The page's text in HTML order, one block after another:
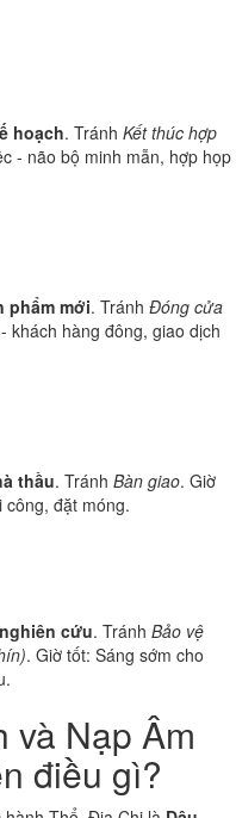
hoạch. Tránh Kết thúc hợp
- não bộ minh mẫn, hợp họp
phẩm mới. Tránh Đóng cửa
khách hàng đông, giao dịch
thầu. Tránh Bàn giao. Giờ
đặt móng.
cứu. Tránh Bảo vệ
. Giờ tốt: Sáng sớm cho
và Nạp Âm
điều gì?